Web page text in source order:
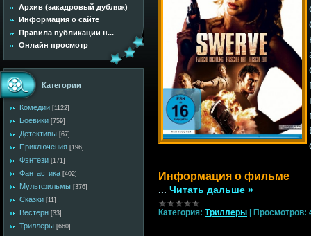
Архив (закадровый дубляж)
Информация о сайте
Правила публикации н...
Онлайн просмотр
Категории
Комедии [1122]
Боевики [759]
Детективы [67]
Приключения [196]
Фэнтези [171]
Фантастика [402]
Мультфильмы [376]
Сказки [11]
Вестерн [33]
Триллеры [660]
Информация о фильме
... Читать дальше »
Категория: Триллеры | Просмотров: